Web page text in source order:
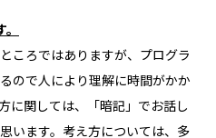
ころではありますが、プログラ
ので人により理解に時間がかか
に関しては、「暗記」でお話し
います。考え方については、多